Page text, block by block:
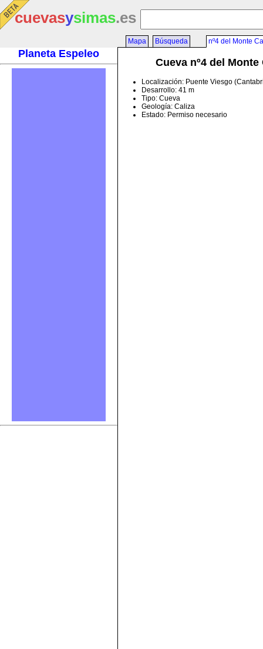
cuevasysimas.es
Planeta Espeleo
Mapa Búsqueda nº4 del Monte
Cueva nº4 del
Localización: Puente Viesgo
Desarrollo: 41 m
Tipo: Cueva
Geología: Caliza
Estado: Permiso necesario